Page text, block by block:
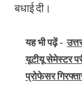
बधाई दी।
यह भी पढ़ें -
यूटीयू सेमेस्टर
प्रोफेसर